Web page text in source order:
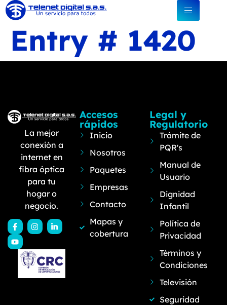
Entry # 1420
La mejor
conexión a
internet en
fibra óptica
para tu
hogar o
negocio.
Accesos
rápidos
Inicio
Nosotros
Paquetes
Empresas
Contacto
Mapas y
cobertura
Legal y
Regulatorio
Trámite de
PQR's
Manual de
Usuario
Dignidad
Infantil
Política de
Privacidad
Términos y
Condiciones
Televisión
Seguridad